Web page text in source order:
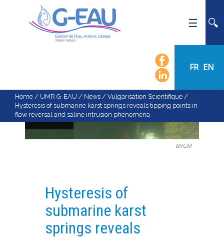
FR EN
NEWS
EVENTS
CALENDAR OF EVENTS
FLOW CHART
RECRUITMENT
RESEARCH
EXPERIMENTAL PLATFORMS
Home / UMR G-EAU / News / Vulgarisation Scientifique /
Hysteresis of submarine karst springs reveals tipping points in
flow reversal and saline intrusion phenomena
BRGM
Hysteresis of
submarine karst
springs reveals